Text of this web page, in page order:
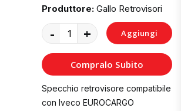
Produttore: Gallo Retrovisori
- + Aggiungi
al
Carrello
Compralo Subito
Specchio retrovisore compatibile
con Iveco EUROCARGO